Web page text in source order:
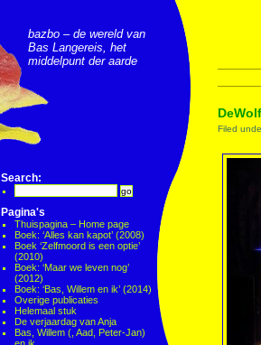
bazbo – de wereld van
Bas Langereis, het
middelpunt der aarde
Search:
Pagina's
Thuispagina – Home page
Boek: ‘Alles kan kapot’ (2008)
Boek ‘Zelfmoord is een optie’
(2010)
Boek: ‘Maar we leven nog’
(2012)
Boek: ‘Bas, Willem en ik’ (2014)
Overige publicaties
Helemaal stuk
De verjaardag van Anja
Bas, Willem (, Aad, Peter-Jan)
Filed